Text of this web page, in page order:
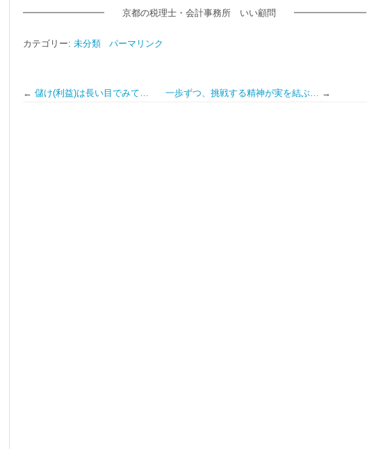
━━━━━━━━━ 京都の税理士・会計事務所 いい顧問 ━━━━━━━━
カテゴリー: 未分類 パーマリンク
← 儲け(利益)は長い目でみて… 一歩ずつ、挑戦する精神が実を結ぶ… →